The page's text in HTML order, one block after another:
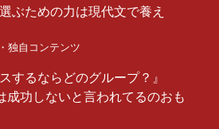
ぶための力は現代文で養え
独自コンテンツ
するならどのグループ？』
成功しないと言われてるのおも